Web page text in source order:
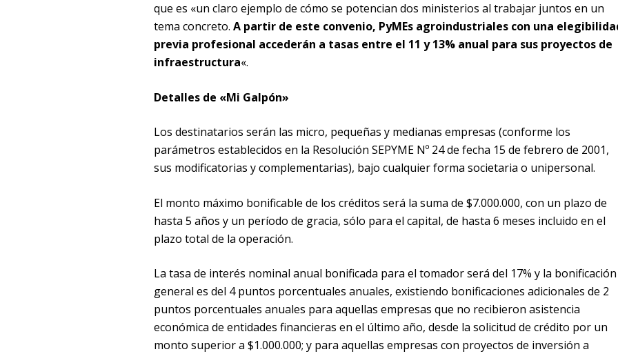
que es «un claro ejemplo de cómo se potencian dos ministerios al trabajar juntos en un
tema concreto. A partir de este convenio, PyMEs agroindustriales con una
previa profesional accederán a tasas entre el 11 y 13% anual para sus proyectos de
infraestructura«.
Detalles de «Mi Galpón»
Los destinatarios serán las micro, pequeñas y medianas empresas (conforme los
parámetros establecidos en la Resolución SEPYME Nº 24 de fecha 15 de febrero de 2001,
sus modificatorias y complementarias), bajo cualquier forma societaria o unipersonal.
El monto máximo bonificable de los créditos será la suma de $7.000.000, con un plazo de
hasta 5 años y un período de gracia, sólo para el capital, de hasta 6 meses incluido en el
plazo total de la operación.
La tasa de interés nominal anual bonificada para el tomador será del 17% y la bonificación
general es del 4 puntos porcentuales anuales, existiendo bonificaciones adicionales de 2
puntos porcentuales anuales para aquellas empresas que no recibieron asistencia
económica de entidades financieras en el último año, desde la solicitud de crédito por un
monto superior a $1.000.000; y para aquellas empresas con proyectos de inversión a